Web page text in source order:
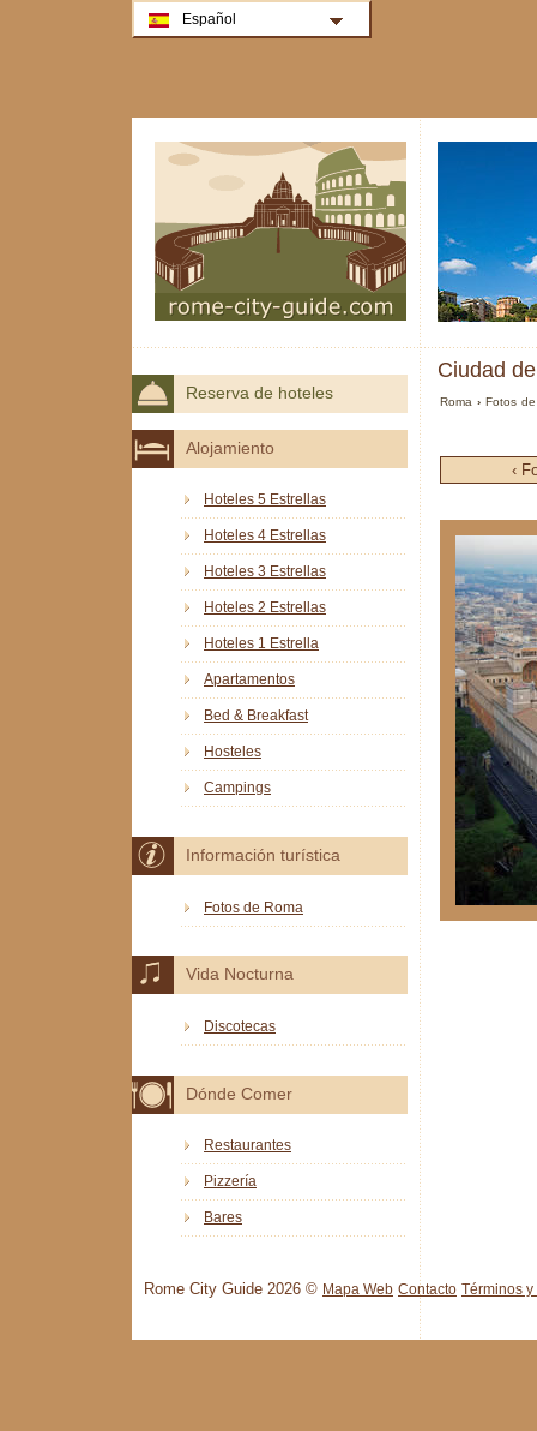
Ciudad
Roma ›Fotos
‹
Reserva de hoteles
Alojamiento
Hoteles 5 Estrellas
Hoteles 4 Estrellas
Hoteles 3 Estrellas
Hoteles 2 Estrellas
Hoteles 1 Estrella
Apartamentos
Bed & Breakfast
Hosteles
Campings
Información turística
Fotos de Roma
Vida Nocturna
Discotecas
Dónde Comer
Restaurantes
Pizzería
Bares
Rome City Guide 2026 © Mapa Web Contacto Términos
Español